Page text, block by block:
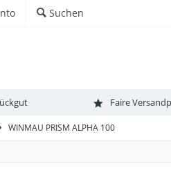
Suchen
Faire
WINMAU PRISM ALPHA 100